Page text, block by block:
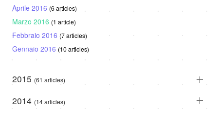
Aprile 2016 (6 articles)
Marzo 2016 (1 article)
Febbraio 2016 (7 articles)
Gennaio 2016 (10 articles)
2015 (61 articles)
2014 (14 articles)